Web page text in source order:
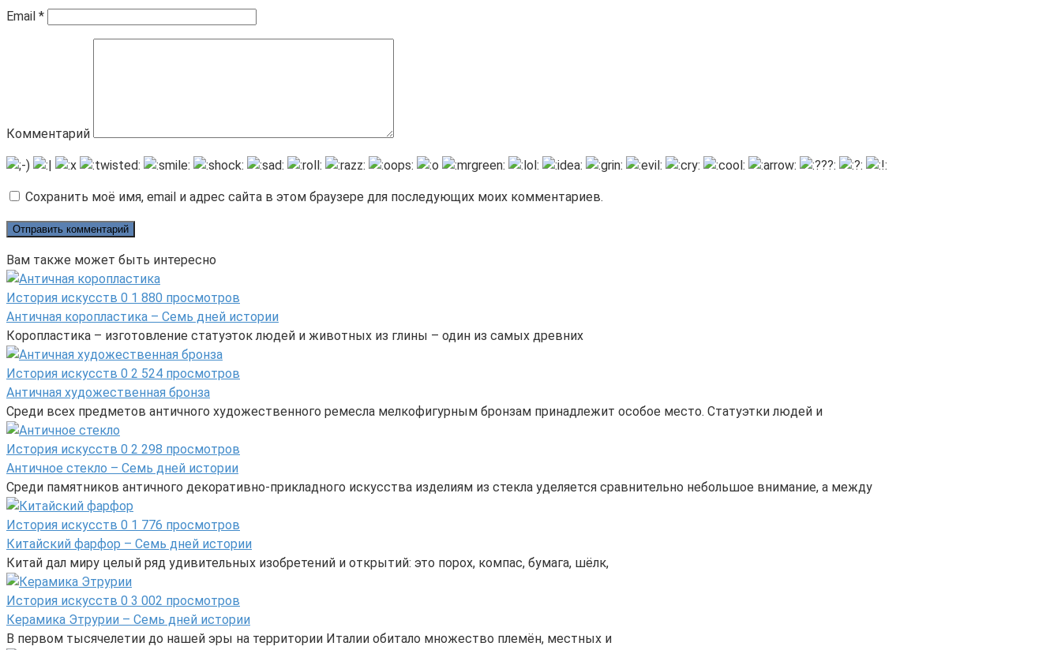
Email *
Комментарий
Сохранить моё имя, email и адрес сайта в этом браузере для последующих моих комментариев.
Вам также может быть интересно
История искусств 0 1 880 просмотров
Античная коропластика – Семь дней истории
Коропластика – изготовление статуэток людей и животных из глины – один из самых древних
История искусств 0 2 524 просмотров
Античная художественная бронза
Среди всех предметов античного художественного ремесла мелкофигурным бронзам принадлежит особое место. Статуэтки людей и
История искусств 0 2 298 просмотров
Античное стекло – Семь дней истории
Среди памятников античного декоративно-прикладного искусства изделиям из стекла уделяется сравнительно небольшое внимание, а между
История искусств 0 1 776 просмотров
Китайский фарфор – Семь дней истории
Китай дал миру целый ряд удивительных изобретений и открытий: это порох, компас, бумага, шёлк,
История искусств 0 3 002 просмотров
Керамика Этрурии – Семь дней истории
В первом тысячелетии до нашей эры на территории Италии обитало множество племён, местных и